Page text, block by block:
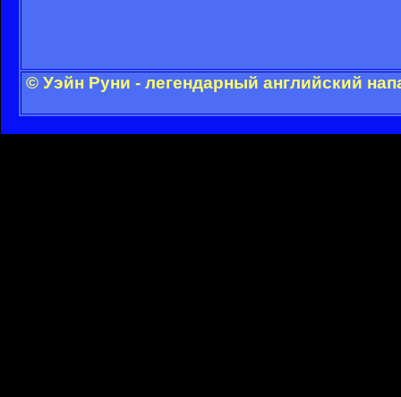
© Уэйн Руни - легендарный английский